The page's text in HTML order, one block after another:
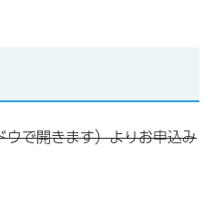
ウで開きます）よりお申込み